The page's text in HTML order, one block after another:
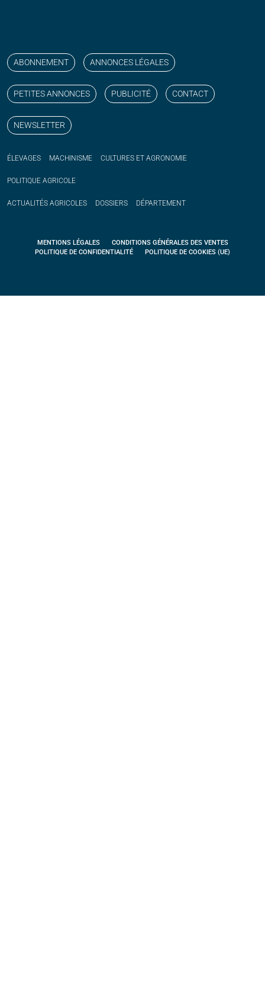
ABONNEMENT ANNONCES LÉGALES
PETITES ANNONCES PUBLICITÉ CONTACT
NEWSLETTER
ÉLEVAGES MACHINISME CULTURES ET AGRONOMIE
POLITIQUE AGRICOLE
ACTUALITÉS AGRICOLES DOSSIERS DÉPARTEMENT
MENTIONS LÉGALES
CONDITIONS GÉNÉRALES DES VENTES
POLITIQUE DE CONFIDENTIALITÉ
POLITIQUE DE COOKIES (UE)